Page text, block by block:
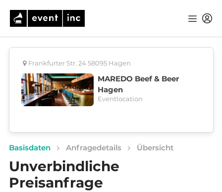
Frankfurter Str. 24 58095 Hagen
MAREDO Beef & Beer
Hagen
Eventlocation
Basisdaten Anfragedetails Übersicht
Unverbindliche
Preisanfrage